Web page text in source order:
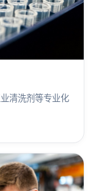
清洗剂等专业化